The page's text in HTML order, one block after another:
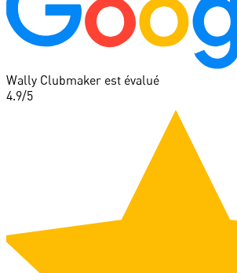
Wally Clubmaker est évalué
4.9/5